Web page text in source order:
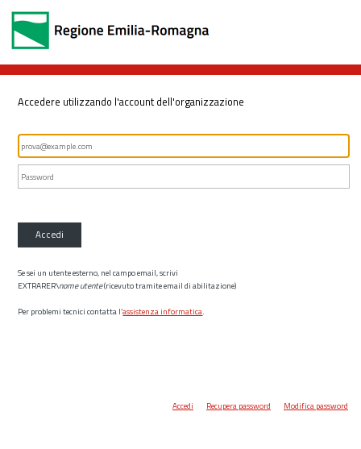
Accedere utilizzando l'account dell'organizzazione
Accedi
Se sei un utente esterno, nel campo email, scrivi
EXTRARER\nome utente(ricevuto tramite email di abilitazione)
Per problemi tecnici contatta l’assistenza informatica.
Accedi Recupera password Modifica password